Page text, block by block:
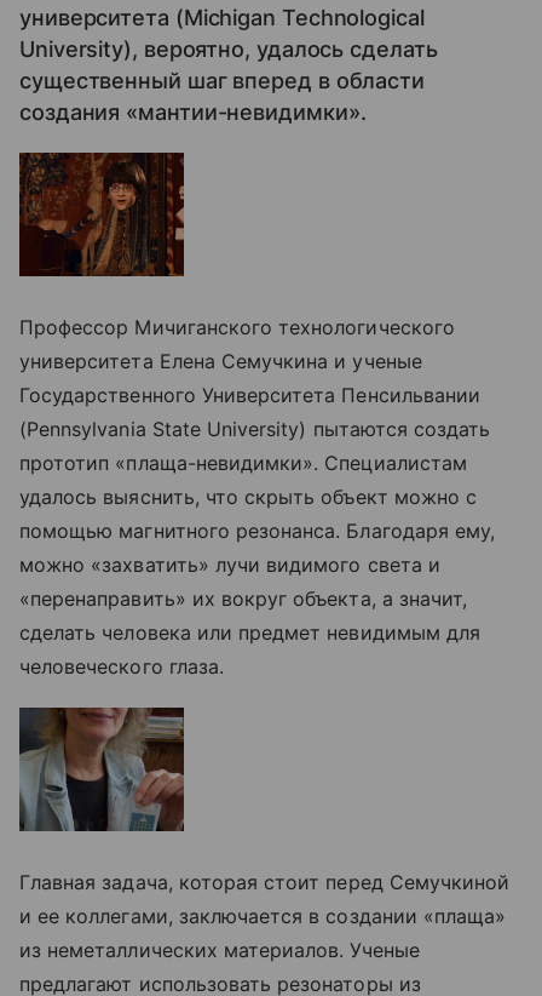
университета (Michigan Technological
University), вероятно, удалось сделать
существенный шаг вперед в области
создания «мантии-невидимки».
Профессор Мичиганского технологического
университета Елена Семучкина и ученые
Государственного Университета Пенсильвании
(Pennsylvania State University) пытаются создать
прототип «плаща-невидимки». Специалистам
удалось выяснить, что скрыть объект можно с
помощью магнитного резонанса. Благодаря ему,
можно «захватить» лучи видимого света и
«перенаправить» их вокруг объекта, а значит,
сделать человека или предмет невидимым для
человеческого глаза.
Главная задача, которая стоит перед Семучкиной
и ее коллегами, заключается в создании «плаща»
из неметаллических материалов. Ученые
предлагают использовать резонаторы из